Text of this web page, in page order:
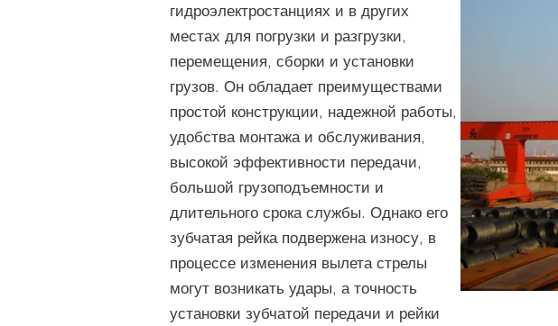
гидроэлектростанциях и в других
местах для погрузки и разгрузки,
перемещения, сборки и установки
грузов. Он обладает преимуществами
простой конструкции, надежной работы,
удобства монтажа и обслуживания,
высокой эффективности передачи,
большой грузоподъемности и
длительного срока службы. Однако его
зубчатая рейка подвержена износу, в
процессе изменения вылета стрелы
могут возникать удары, а точность
установки зубчатой передачи и рейки